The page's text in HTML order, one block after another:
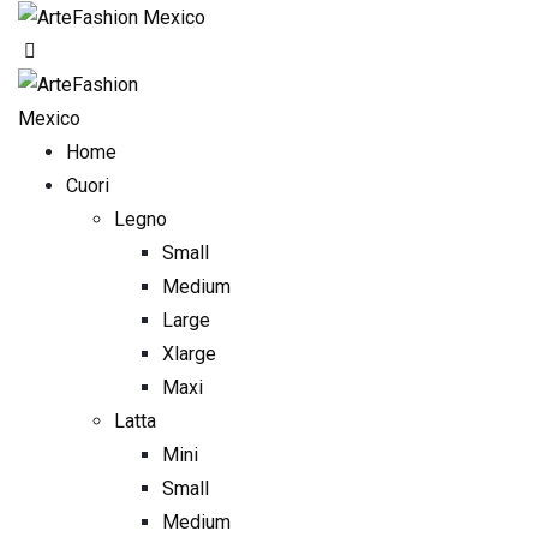
Skip
content
Home
Cuori
Legno
Small
Medium
Large
Xlarge
Maxi
Latta
Mini
Small
Medium